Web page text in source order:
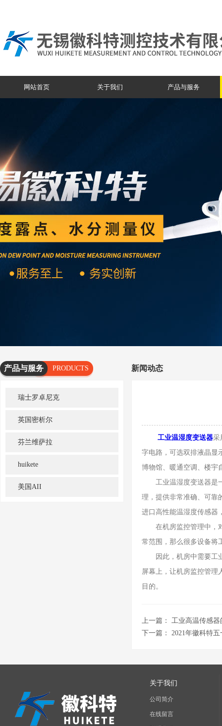
网站首页 关于我们 产品与服务
产品与服务
PRODUCTS
SERVICES
瑞士罗卓尼克
英国密析尔
芬兰维萨拉
huikete
美国AII
新闻动态
工业温湿度变送器采
字电路，可选双排液晶显
博物馆、暖通空调、楼宇
工业温湿度变送器是一
理，提供非常准确、可靠
进口高性能温湿度传感器
在机房监控管理中，对
常范围，那么很多设备将
因此，机房中需要工业
屏幕上，让机房监控管理
目的。
上一篇： 工业高温传感
下一篇： 2021年徽科特
关于我们
公司简介
在线留言